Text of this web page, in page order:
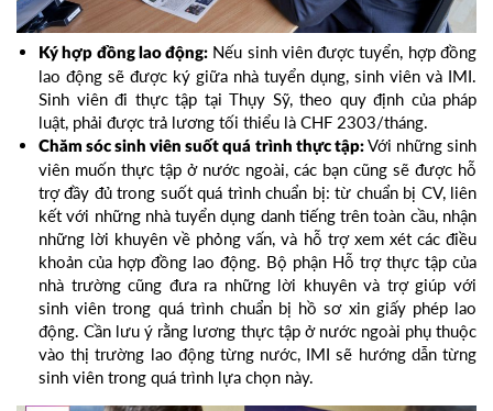
Ký hợp đồng lao động: Nếu sinh viên được tuyển, hợp đồng
lao động sẽ được ký giữa nhà tuyển dụng, sinh viên và IMI.
Sinh viên đi thực tập tại Thụy Sỹ, theo quy định của pháp
luật, phải được trả lương tối thiểu là CHF 2303/tháng.
Chăm sóc sinh viên suốt quá trình thực tập:Với những sinh
viên muốn thực tập ở nước ngoài, các bạn cũng sẽ được hỗ
trợ đầy đủ trong suốt quá trình chuẩn bị: từ chuẩn bị CV, liên
kết với những nhà tuyển dụng danh tiếng trên toàn cầu, nhận
những lời khuyên về phỏng vấn, và hỗ trợ xem xét các điều
khoản của hợp đồng lao động. Bộ phận Hỗ trợ thực tập của
nhà trường cũng đưa ra những lời khuyên và trợ giúp với
sinh viên trong quá trình chuẩn bị hồ sơ xin giấy phép lao
động. Cần lưu ý rằng lương thực tập ở nước ngoài phụ thuộc
vào thị trường lao động từng nước, IMI sẽ hướng dẫn từng
sinh viên trong quá trình lựa chọn này.